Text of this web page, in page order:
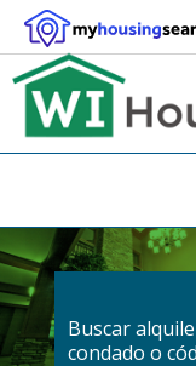
Buscar
condado o